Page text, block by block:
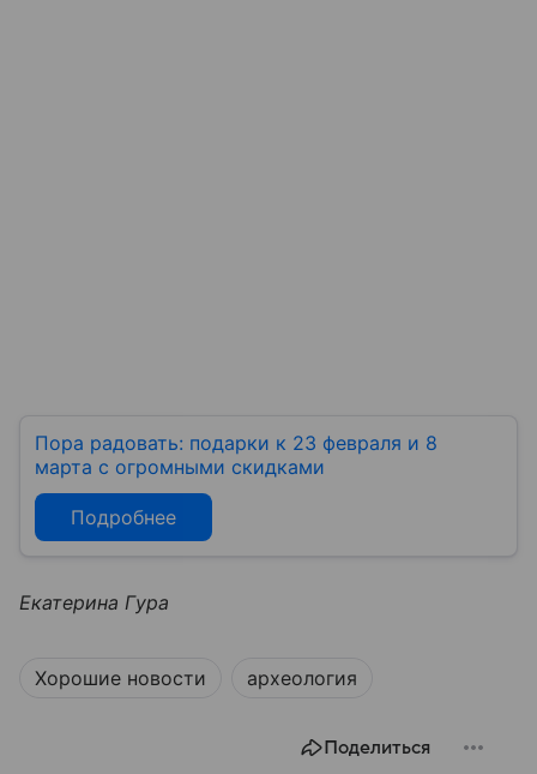
Пора радовать: подарки к 23 февраля и 8
марта с огромными скидками
Подробнее
Екатерина Гура
Хорошие новости археология
Поделиться